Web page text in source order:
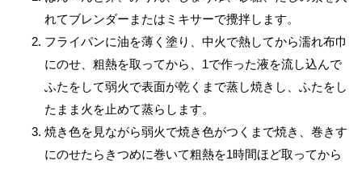
れてブレンダーまたはミキサーで攪拌します。
フライパンに油を薄く塗り、中火で熱してから濡れ布巾
にのせ、粗熱を取ってから、1で作った液を流し込んで
ふたをして弱火で表面が乾くまで蒸し焼きし、ふたをし
たまま火を止めて蒸らします。
焼き色を見ながら弱火で焼き色がつくまで焼き、巻きす
にのせたらきつめに巻いて粗熱を1時間ほど取ってから